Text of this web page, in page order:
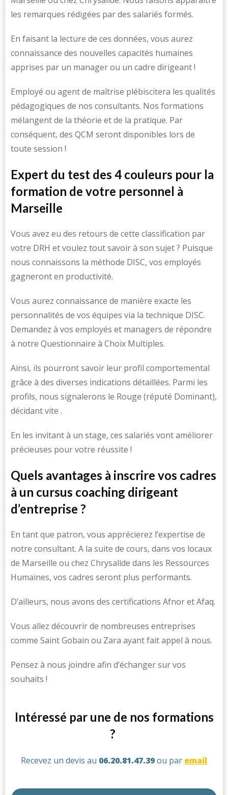
les remarques rédigées par des salariés formés.
En faisant la lecture de ces données, vous aurez
connaissance des nouvelles capacités humaines
apprises par un manager ou un cadre dirigeant !
Employé ou agent de maîtrise plébiscitera les qualités
pédagogiques de nos consultants. Nos formations
mélangent de la théorie et de la pratique. Par
conséquent, des QCM seront disponibles lors de
toute session !
Expert du test des 4 couleurs pour la
formation de votre personnel à
Marseille
Vous avez eu des retours de cette classification par
votre DRH et voulez tout savoir à son sujet ? Puisque
nous connaissons la méthode DISC, vos employés
gagneront en productivité.
Vous aurez connaissance de manière exacte les
personnalités de vos équipes via la technique DISC.
Demandez à vos employés et managers de répondre
à notre Questionnaire à Choix Multiples.
Ainsi, ils pourront savoir leur profil comportemental
grâce à des diverses indications détaillées. Parmi les
profils, nous signalerons le Rouge (réputé Dominant),
décidant vite .
En les invitant à un stage, ces salariés vont améliorer
précieuses pour votre réussite !
Quels avantages à inscrire vos cadres
à un cursus coaching dirigeant
d’entreprise ?
En tant que patron, vous apprécierez l’expertise de
notre consultant. A la suite de cours, dans vos locaux
de Marseille ou chez Chrysalide dans les Ressources
Humaines, vos cadres seront plus performants.
D’ailleurs, nous avons des certifications Afnor et Afaq.
Vous allez découvrir de nombreuses entreprises
comme Saint Gobain ou Zara ayant fait appel à nous.
Pensez à nous joindre afin d’échanger sur vos
souhaits !
Intéressé par une de nos formations
?
Recevez un devis au 06.20.81.47.39ou par email